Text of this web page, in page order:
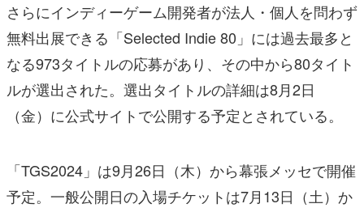
さらにインディーゲーム開発者が法人・個人を問わず
無料出展できる「Selected Indie 80」には過去最多と
なる973タイトルの応募があり、その中から80タイト
ルが選出された。選出タイトルの詳細は8月2日
（金）に公式サイトで公開する予定とされている。
「TGS2024」は9月26日（木）から幕張メッセで開催
予定。一般公開日の入場チケットは7月13日（土）か